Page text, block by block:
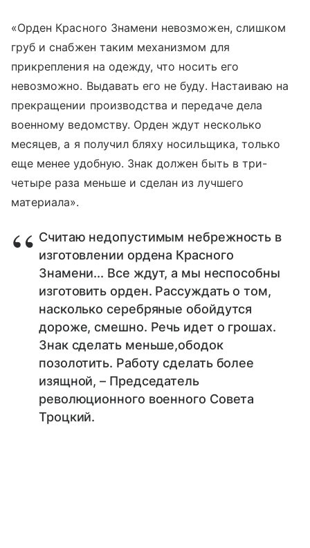
«Орден Красного Знамени невозможен, слишком
груб и снабжен таким механизмом для
прикрепления на одежду, что носить его
невозможно. Выдавать его не буду. Настаиваю на
прекращении производства и передаче дела
военному ведомству. Орден ждут несколько
месяцев, а я получил бляху носильщика, только
еще менее удобную. Знак должен быть в три-
четыре раза меньше и сделан из лучшего
материала».
Считаю недопустимым небрежность в
изготовлении ордена Красного
Знамени... Все ждут, а мы неспособны
изготовить орден. Рассуждать о том,
насколько серебряные обойдутся
дороже, смешно. Речь идет о грошах.
Знак сделать меньше,ободок
позолотить. Работу сделать более
изящной, – Председатель
революционного военного Совета
Троцкий.